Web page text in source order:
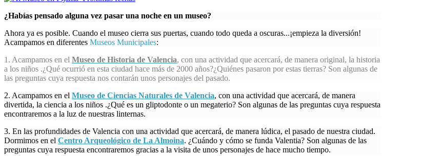
¿Habías pensado alguna vez pasar una noche en un museo?
Ahora ya es posible. Cuando el museo cierra sus puertas, cuando todo queda a oscuras...¡empieza la diversión!
Acampamos en diferentes Museos Municipales:
1. Acampamos en el Museo de Historia de Valencia, con una actividad que acercará, de manera original, la historia
a los niños .¿Qué ocurrió en esta ciudad hace más de 2000 años?¿Quiénes pasaron por estas tierras? Son algunas de
las preguntas cuya respuesta nos contarán unos personajes del pasado.
2. Acampamos en el Museo de Ciencias Naturales de Valencia, con una actividad que acercará, de manera
divertida, la ciencia a los niños .¿Qué es un gliptodonte o un megaterio? Son algunas de las preguntas cuya respuesta
encontraremos a la luz de nuestras linternas.
3. En las profundidades de Valencia con una actividad que acercará, de manera lúdica, el pasado de nuestra ciudad.
Dormimos en el Centro Arqueológico de La Almoina. ¿Cuándo y cómo se funda Valentia? Son algunas de las
preguntas cuya respuesta encontraremos gracias a la visita de unos personajes de hace mucho tiempo.